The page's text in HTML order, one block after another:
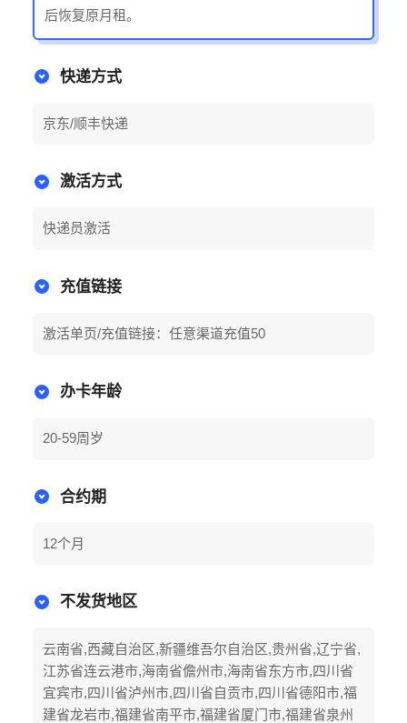
后恢复原月租。
快递方式
京东/顺丰快递
激活方式
快递员激活
充值链接
激活单页/充值链接：任意渠道充值50
办卡年龄
20-59周岁
合约期
12个月
不发货地区
云南省,西藏自治区,新疆维吾尔自治区,贵州省,辽宁省,
江苏省连云港市,海南省儋州市,海南省东方市,四川省
宜宾市,四川省泸州市,四川省自贡市,四川省德阳市,福
建省龙岩市,福建省南平市,福建省厦门市,福建省泉州